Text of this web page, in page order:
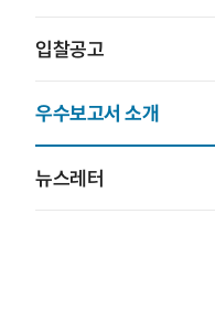
입찰공고
우수보고서 소개
뉴스레터